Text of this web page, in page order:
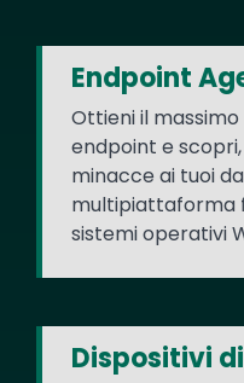
Endpoint
Ottieni il massimo
endpoint e
minacce ai tuoi
multipiattaforma
sistemi operativi
Dispositivi